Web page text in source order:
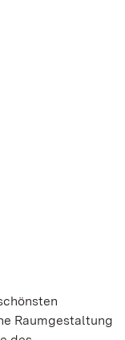
Raumgestaltung